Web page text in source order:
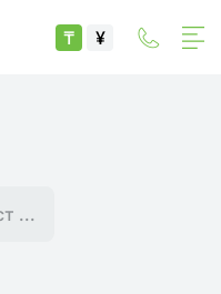
₸ ¥
...